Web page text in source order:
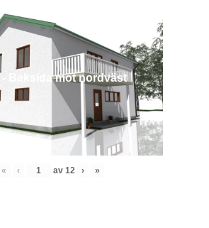
- Baksida mot nordväst
« ‹ av 12 › »